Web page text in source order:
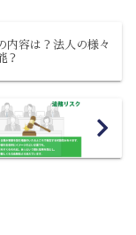
内容は？法人の様々
？